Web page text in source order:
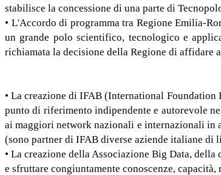
stabilisce la concessione di una parte di
• L'Accordo di programma tra Regione Emilia-
un grande polo scientifico, tecnologico e
richiamata la decisione della Regione di affidare
• La creazione di IFAB (International
punto di riferimento indipendente e autorevole
ai maggiori network nazionali e internazionali in
(sono partner di IFAB diverse aziende italiane di
• La creazione della Associazione Big Data,
e sfruttare congiuntamente conoscenze,